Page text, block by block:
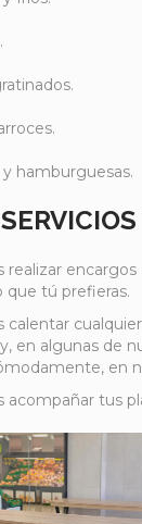
y hamburguesas.
realizar
tú prefieras.
calentar
en algunas de
en
acompañar tus